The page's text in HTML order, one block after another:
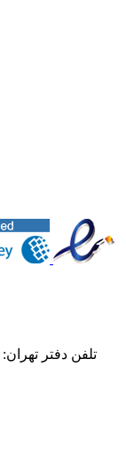
تلفن دفتر تهران: